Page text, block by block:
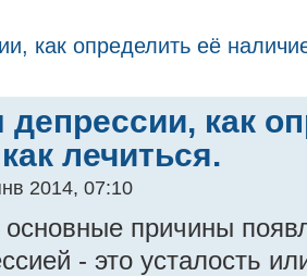
как определить её
как
лечиться.
2014, 07:10
причины
- это усталость